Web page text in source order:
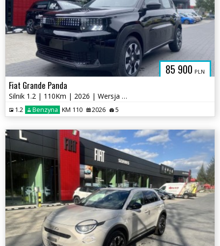
85 900 PLN
Fiat Grande Panda
Silnik 1.2 | 110Km | 2026 | Wersja Ico
1.2 Benzyna KM 110 2026 5